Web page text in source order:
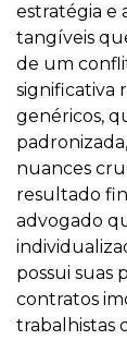
estratégia e
tangíveis
de um
significativa
genéricos,
nuances
resultado
advogado
possui suas
contratos
trabalhistas